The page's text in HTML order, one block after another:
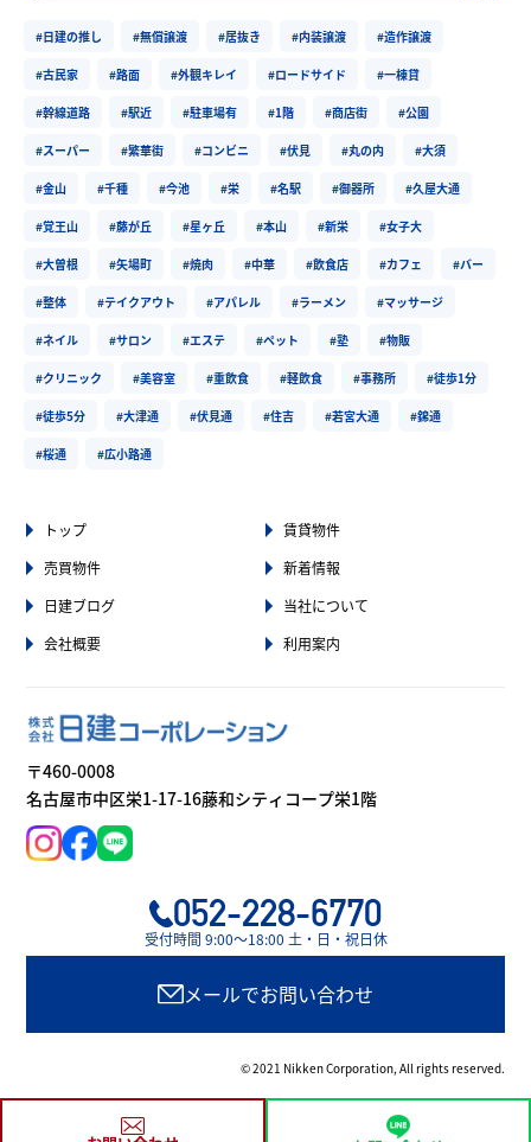
#日建の推し #無償譲渡 #居抜き #内装譲渡 #造作譲渡
#古民家 #路面 #外観キレイ #ロードサイド #一棟貸
#幹線道路 #駅近 #駐車場有 #1階 #商店街 #公園
#スーパー #繁華街 #コンビニ #伏見 #丸の内 #大須
#金山 #千種 #今池 #栄 #名駅 #御器所 #久屋大通
#覚王山 #藤が丘 #星ヶ丘 #本山 #新栄 #女子大
#大曽根 #矢場町 #焼肉 #中華 #飲食店 #カフェ #バー
#整体 #テイクアウト #アパレル #ラーメン #マッサージ
#ネイル #サロン #エステ #ペット #塾 #物販
#クリニック #美容室 #重飲食 #軽飲食 #事務所 #徒歩1分
#徒歩5分 #大津通 #伏見通 #住吉 #若宮大通 #錦通
#桜通 #広小路通
トップ
賃貸物件
売買物件
新着情報
日建ブログ
当社について
会社概要
利用案内
〒460-0008
名古屋市中区栄1-17-16藤和シティコープ栄1階
052-228-6770
受付時間 9:00〜18:00 土・日・祝日休
メールでお問い合わせ
© 2021 Nikken Corporation, All rights reserved.